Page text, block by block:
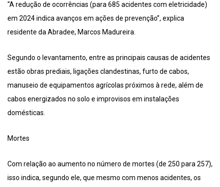
“A redução de ocorrências (para 685 acidentes com eletricidade)
em 2024 indica avanços em ações de prevenção”, explica
residente da Abradee, Marcos Madureira.
Segundo o levantamento, entre as principais causas de acidentes
estão obras prediais, ligações clandestinas, furto de cabos,
manuseio de equipamentos agrícolas próximos à rede, além de
cabos energizados no solo e improvisos em instalações
domésticas.
Mortes
Com relação ao aumento no número de mortes (de 250 para 257),
isso indica, segundo ele, que mesmo com menos acidentes, os